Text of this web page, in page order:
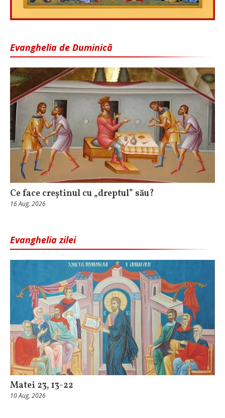
Evanghelia de Duminică
Ce face creștinul cu „dreptul” său?
16 Aug, 2026
Evanghelia zilei
Matei 23, 13-22
10 Aug, 2026